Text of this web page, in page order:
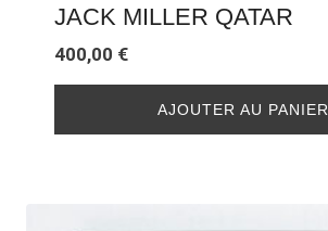
JACK MILLER QATAR
400,00 €
AJOUTER AU PANIER